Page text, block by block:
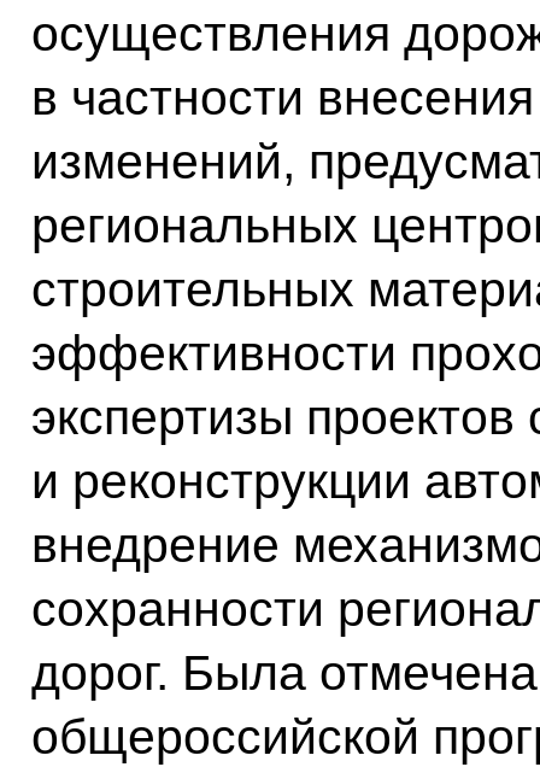
осуществления
в частности
изменений,
региональных
строительных
эффективности
экспертизы проектов
и реконструкции
внедрение
сохранности
дорог. Была
общероссийской